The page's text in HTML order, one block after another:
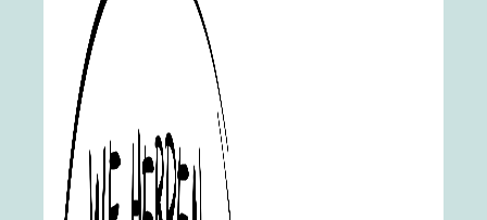
Vacature senior adviseur
gedragsverandering
hein-generator